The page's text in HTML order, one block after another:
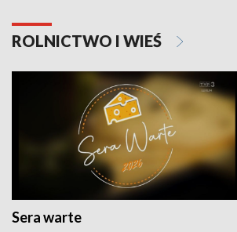
ROLNICTWO I WIEŚ
Sera warte